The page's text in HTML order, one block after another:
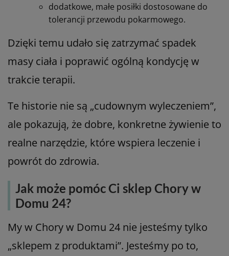
dodatkowe, małe posiłki dostosowane do
tolerancji przewodu pokarmowego.
Dzięki temu udało się zatrzymać spadek
masy ciała i poprawić ogólną kondycję w
trakcie terapii.
Te historie nie są „cudownym wyleczeniem”,
ale pokazują, że dobre, konkretne żywienie to
realne narzędzie, które wspiera leczenie i
powrót do zdrowia.
Jak może pomóc Ci sklep Chory w
Domu 24?
My w Chory w Domu 24 nie jesteśmy tylko
„sklepem z produktami”. Jesteśmy po to,